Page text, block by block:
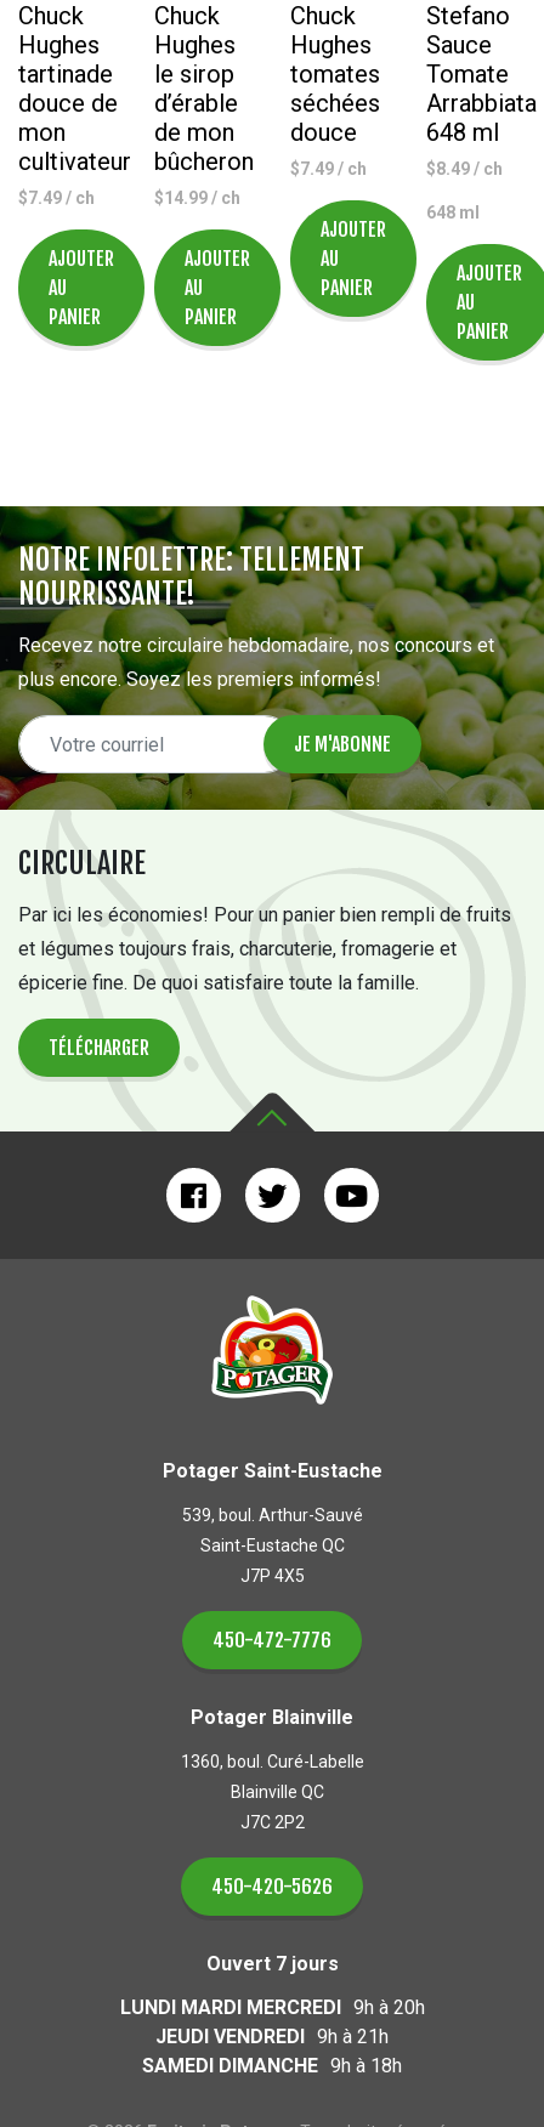
Chuck
Hughes
tartinade
douce de
mon
cultivateur
$7.49/ ch
AJOUTER
AU
PANIER
Chuck
Hughes
le sirop
d’érable
de mon
bûcheron
$14.99/ ch
AJOUTER
AU
PANIER
Chuck
Hughes
tomates
séchées
douce
$7.49/ ch
AJOUTER
AU
PANIER
Stefano
Sauce
Tomate
Arrabbiata
648 ml
$8.49/ ch
648 ml
AJOUTER
AU
PANIER
CIRCULAIRE
Par ici les économies! Pour un panier bien rempli de fruits
et légumes toujours frais, charcuterie, fromagerie et
épicerie fine. De quoi satisfaire toute la famille.
TÉLÉCHARGER
NOTRE INFOLETTRE: TELLEMENT
NOURRISSANTE!
Recevez notre circulaire hebdomadaire, nos concours et
plus encore. Soyez les premiers informés!
Potager Saint-Eustache
539, boul. Arthur-Sauvé
Saint-Eustache QC
J7P 4X5
450-472-7776
Potager Blainville
1360, boul. Curé-Labelle
Blainville QC
J7C 2P2
450-420-5626
Ouvert 7 jours
LUNDI MARDI MERCREDI 9h à 20h
JEUDI VENDREDI 9h à 21h
SAMEDI DIMANCHE 9h à 18h